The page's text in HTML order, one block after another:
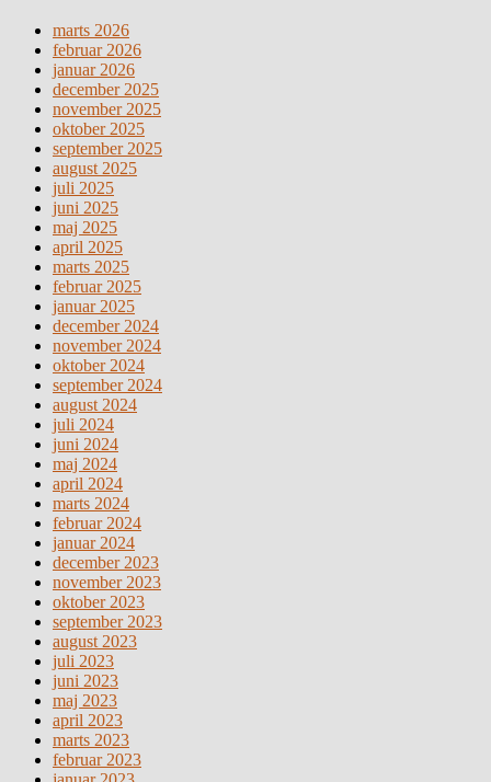
marts 2026
februar 2026
januar 2026
december 2025
november 2025
oktober 2025
september 2025
august 2025
juli 2025
juni 2025
maj 2025
april 2025
marts 2025
februar 2025
januar 2025
december 2024
november 2024
oktober 2024
september 2024
august 2024
juli 2024
juni 2024
maj 2024
april 2024
marts 2024
februar 2024
januar 2024
december 2023
november 2023
oktober 2023
september 2023
august 2023
juli 2023
juni 2023
maj 2023
april 2023
marts 2023
februar 2023